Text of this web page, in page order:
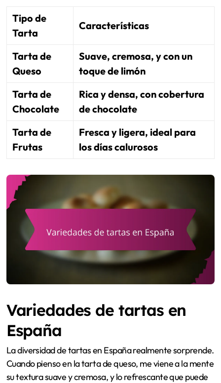
Tipo de
Tarta
Características
Tarta de
Queso
Suave, cremosa, y con un
toque de limón
Tarta de
Chocolate
Rica y densa, con cobertura
de chocolate
Tarta de
Frutas
Fresca y ligera, ideal para
los días calurosos
Variedades de tartas en
España
La diversidad de tartas en España realmente sorprende.
Cuando pienso en la tarta de queso, me viene a la mente
su textura suave y cremosa, y lo refrescante que puede